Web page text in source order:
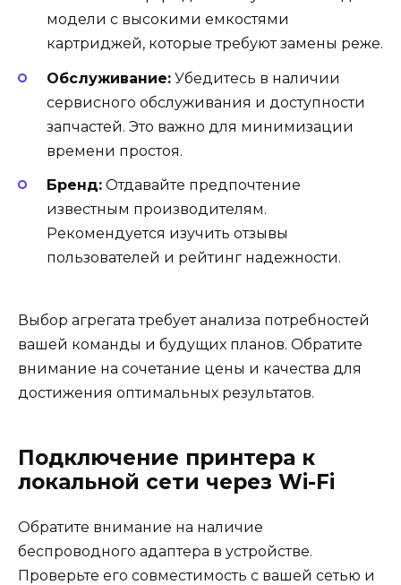
модели с высокими емкостями
картриджей, которые требуют замены реже.
Обслуживание: Убедитесь в наличии
сервисного обслуживания и доступности
запчастей. Это важно для минимизации
времени простоя.
Бренд: Отдавайте предпочтение
известным производителям.
Рекомендуется изучить отзывы
пользователей и рейтинг надежности.
Выбор агрегата требует анализа потребностей
вашей команды и будущих планов. Обратите
внимание на сочетание цены и качества для
достижения оптимальных результатов.
Подключение принтера к
локальной сети через Wi-Fi
Обратите внимание на наличие
беспроводного адаптера в устройстве.
Проверьте его совместимость с вашей сетью и